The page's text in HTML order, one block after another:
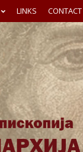
LINKS CONTACT